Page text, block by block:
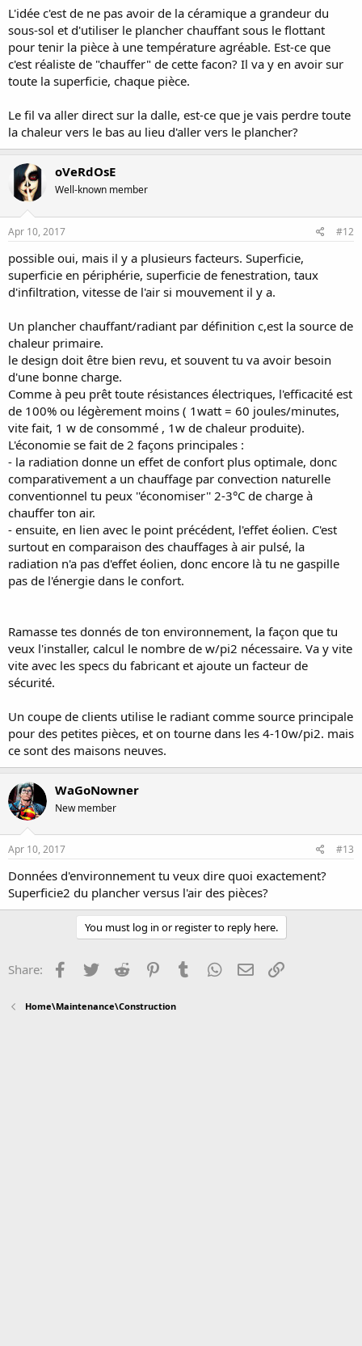
L'idée c'est de ne pas avoir de la céramique a grandeur du
sous-sol et d'utiliser le plancher chauffant sous le flottant
pour tenir la pièce à une température agréable. Est-ce que
c'est réaliste de "chauffer" de cette facon? Il va y en avoir sur
toute la superficie, chaque pièce.
Le fil va aller direct sur la dalle, est-ce que je vais perdre toute
la chaleur vers le bas au lieu d'aller vers le plancher?
oVeRdOsE
Well-known member
Apr 10, 2017 #12
possible oui, mais il y a plusieurs facteurs. Superficie,
superficie en périphérie, superficie de fenestration, taux
d'infiltration, vitesse de l'air si mouvement il y a.
Un plancher chauffant/radiant par définition c,est la source de
chaleur primaire.
le design doit être bien revu, et souvent tu va avoir besoin
d'une bonne charge.
Comme à peu prêt toute résistances électriques, l'efficacité est
de 100% ou légèrement moins ( 1watt = 60 joules/minutes,
vite fait, 1 w de consommé , 1w de chaleur produite).
L'économie se fait de 2 façons principales :
- la radiation donne un effet de confort plus optimale, donc
comparativement a un chauffage par convection naturelle
conventionnel tu peux ''économiser'' 2-3°C de charge à
chauffer ton air.
- ensuite, en lien avec le point précédent, l'effet éolien. C'est
surtout en comparaison des chauffages à air pulsé, la
radiation n'a pas d'effet éolien, donc encore là tu ne gaspille
pas de l'énergie dans le confort.
Ramasse tes donnés de ton environnement, la façon que tu
veux l'installer, calcul le nombre de w/pi2 nécessaire. Va y vite
vite avec les specs du fabricant et ajoute un facteur de
sécurité.
Un coupe de clients utilise le radiant comme source principale
pour des petites pièces, et on tourne dans les 4-10w/pi2. mais
ce sont des maisons neuves.
WaGoNowner
New member
Apr 10, 2017 #13
Données d'environnement tu veux dire quoi exactement?
Superficie2 du plancher versus l'air des pièces?
You must log in or register to reply here.
Share: Facebook
Twitter Reddit PinterestTumblr WhatsApp
Email
Home\Maintenance\Construction